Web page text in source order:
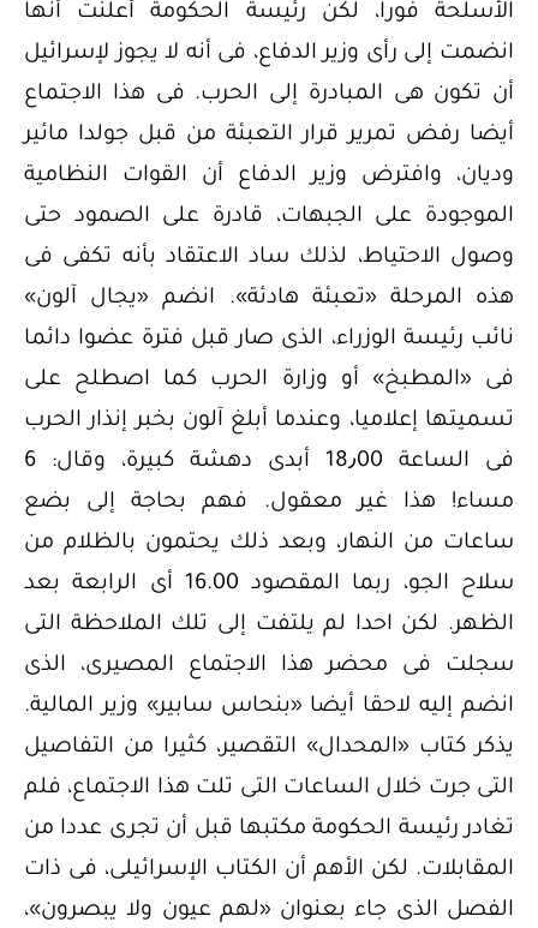
الأسلحة فورا، لكن رئيسة الحكومة أعلنت أنها
انضمت إلى رأى وزير الدفاع، فى أنه لا يجوز لإسرائيل
أن تكون هى المبادرة إلى الحرب. فى هذا الاجتماع
أيضا رفض تمرير قرار التعبئة من قبل جولدا مائير
وديان، وافترض وزير الدفاع أن القوات النظامية
الموجودة على الجبهات، قادرة على الصمود حتى
وصول الاحتياط، لذلك ساد الاعتقاد بأنه تكفى فى
هذه المرحلة «تعبئة هادئة». انضم «يجال آلون»
نائب رئيسة الوزراء، الذى صار قبل فترة عضوا دائما
فى «المطبخ» أو وزارة الحرب كما اصطلح على
تسميتها إعلاميا، وعندما أبلغ آلون بخبر إنذار الحرب
مساء! هذا غير معقول. فهم بحاجة إلى بضع
ساعات من النهار، وبعد ذلك يحتمون بالظلام من
سلاح الجو، ربما المقصود 16.00 أى الرابعة بعد
الظهر. لكن احدا لم يلتفت إلى تلك الملاحظة التى
سجلت فى محضر هذا الاجتماع المصيرى، الذى
انضم إليه لاحقا أيضا «بنحاس سابير» وزير المالية.
يذكر كتاب «المحدال» التقصير، كثيرا من التفاصيل
التى جرت خلال الساعات التى تلت هذا الاجتماع، فلم
تغادر رئيسة الحكومة مكتبها قبل أن تجرى عددا من
المقابلات. لكن الأهم أن الكتاب الإسرائيلى، فى ذات
الفصل الذى جاء بعنوان «لهم عيون ولا يبصرون»،